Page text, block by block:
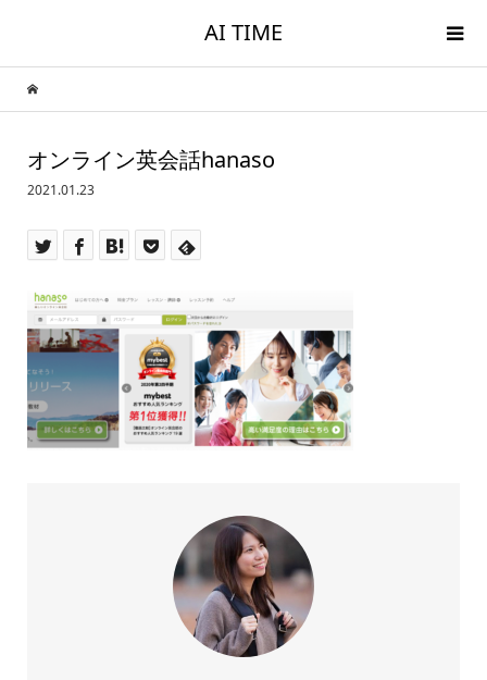
AI TIME
オンライン英会話hanaso
2021.01.23